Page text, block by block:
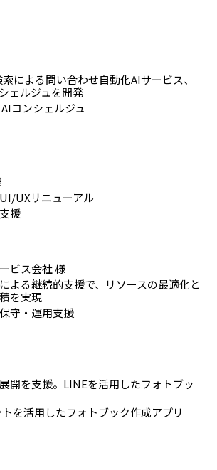
による問い合わせ自動化AIサービス、
ェルジュを開発
コンシェルジュ
UXリニューアル
援
ビス会社 様
よる継続的支援で、リソースの最適化と
を実現
守・運用支援
開を支援。LINEを活用したフォトブッ
を活用したフォトブック作成アプリ